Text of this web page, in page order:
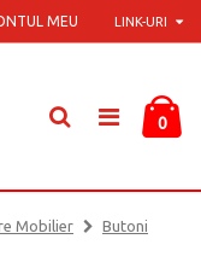
LINK-URI
MEU
0
Mobilier
Butoni